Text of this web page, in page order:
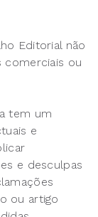
Editorial não
comerciais ou
tem um
e
e desculpas
ou artigo